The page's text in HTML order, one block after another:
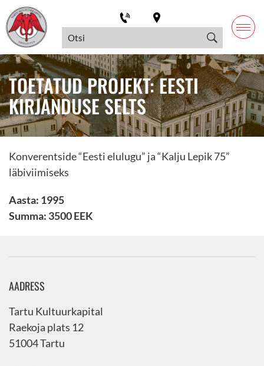
TOETATUD PROJEKT: EESTI
KIRJANDUSE SELTS
Konverentside “Eesti elulugu” ja “Kalju Lepik 75”
läbiviimiseks
Aasta: 1995
Summa: 3500 EEK
AADRESS
Tartu Kultuurkapital
Raekoja plats 12
51004 Tartu